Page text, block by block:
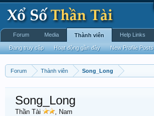
Forum Thành viên Song_Long
Song_Long
Thần Tài , Nam
Forum Media Thành viên
Đang truy cập Hoạt động gần đây New Profile Posts
Help Links